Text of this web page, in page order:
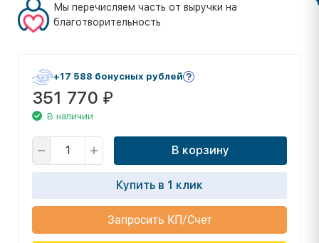
Мы перечисляем часть от выручки на
благотворительность
+17 588 бонусных рублей
351 770 ₽
В наличии
В корзину
Купить в 1 клик
Запросить КП/Счет